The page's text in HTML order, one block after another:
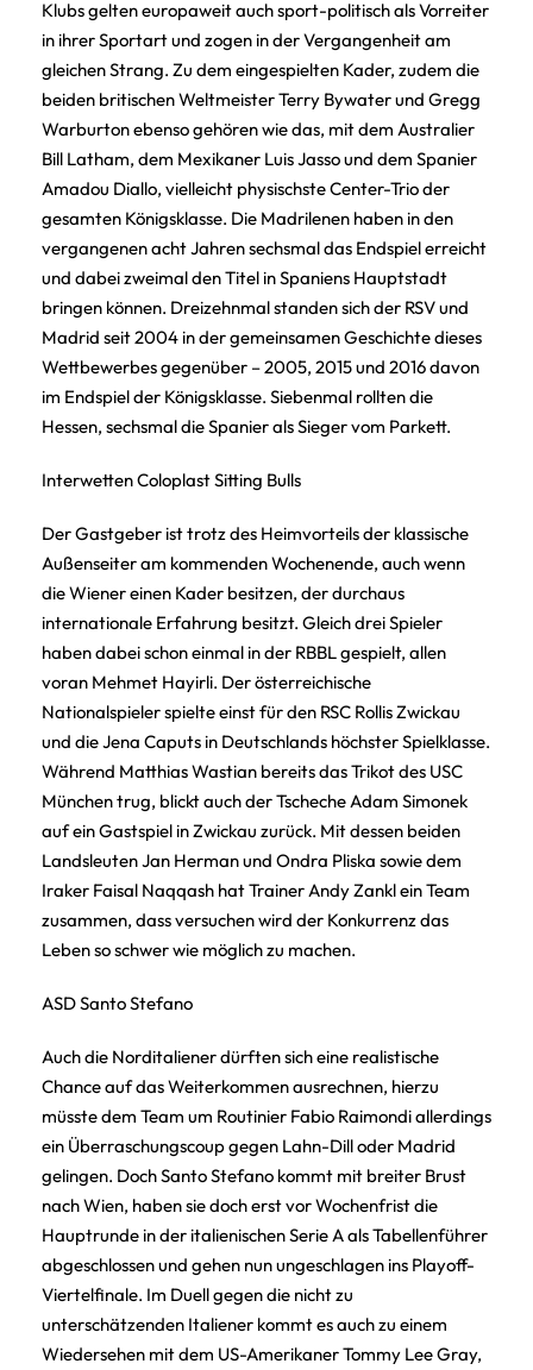
Klubs gelten europaweit auch sport-politisch als Vorreiter
in ihrer Sportart und zogen in der Vergangenheit am
gleichen Strang. Zu dem eingespielten Kader, zudem die
beiden britischen Weltmeister Terry Bywater und Gregg
Warburton ebenso gehören wie das, mit dem Australier
Bill Latham, dem Mexikaner Luis Jasso und dem Spanier
Amadou Diallo, vielleicht physischste Center-Trio der
gesamten Königsklasse. Die Madrilenen haben in den
vergangenen acht Jahren sechsmal das Endspiel erreicht
und dabei zweimal den Titel in Spaniens Hauptstadt
bringen können. Dreizehnmal standen sich der RSV und
Madrid seit 2004 in der gemeinsamen Geschichte dieses
Wettbewerbes gegenüber – 2005, 2015 und 2016 davon
im Endspiel der Königsklasse. Siebenmal rollten die
Hessen, sechsmal die Spanier als Sieger vom Parkett.
Interwetten Coloplast Sitting Bulls
Der Gastgeber ist trotz des Heimvorteils der klassische
Außenseiter am kommenden Wochenende, auch wenn
die Wiener einen Kader besitzen, der durchaus
internationale Erfahrung besitzt. Gleich drei Spieler
haben dabei schon einmal in der RBBL gespielt, allen
voran Mehmet Hayirli. Der österreichische
Nationalspieler spielte einst für den RSC Rollis Zwickau
und die Jena Caputs in Deutschlands höchster Spielklasse.
Während Matthias Wastian bereits das Trikot des USC
München trug, blickt auch der Tscheche Adam Simonek
auf ein Gastspiel in Zwickau zurück. Mit dessen beiden
Landsleuten Jan Herman und Ondra Pliska sowie dem
Iraker Faisal Naqqash hat Trainer Andy Zankl ein Team
zusammen, dass versuchen wird der Konkurrenz das
Leben so schwer wie möglich zu machen.
ASD Santo Stefano
Auch die Norditaliener dürften sich eine realistische
Chance auf das Weiterkommen ausrechnen, hierzu
müsste dem Team um Routinier Fabio Raimondi allerdings
ein Überraschungscoup gegen Lahn-Dill oder Madrid
gelingen. Doch Santo Stefano kommt mit breiter Brust
nach Wien, haben sie doch erst vor Wochenfrist die
Hauptrunde in der italienischen Serie A als Tabellenführer
abgeschlossen und gehen nun ungeschlagen ins Playoff-
Viertelfinale. Im Duell gegen die nicht zu
unterschätzenden Italiener kommt es auch zu einem
Wiedersehen mit dem US-Amerikaner Tommy Lee Gray,